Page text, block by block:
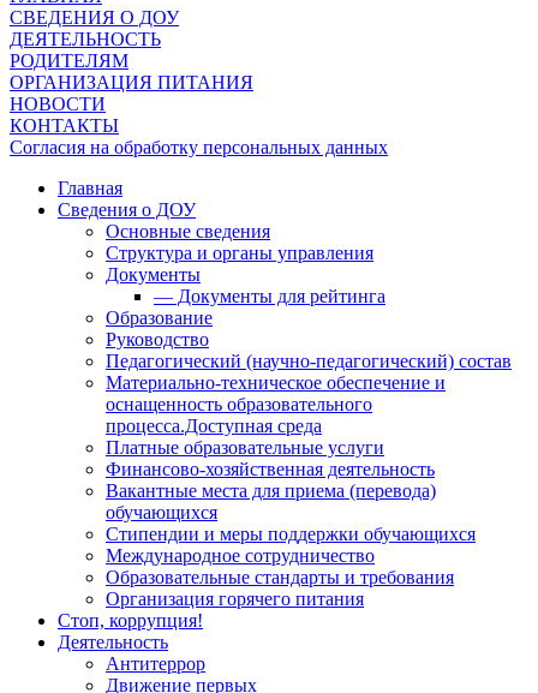
СВЕДЕНИЯ О ДОУ
ДЕЯТЕЛЬНОСТЬ
РОДИТЕЛЯМ
ОРГАНИЗАЦИЯ ПИТАНИЯ
НОВОСТИ
КОНТАКТЫ
Согласия на обработку персональных данных
Главная
Сведения о ДОУ
Основные сведения
Структура и органы управления
Документы
— Документы для рейтинга
Образование
Руководство
Педагогический (научно-педагогический) состав
Материально-техническое обеспечение и
оснащенность образовательного
процесса.Доступная среда
Платные образовательные услуги
Финансово-хозяйственная деятельность
Вакантные места для приема (перевода)
обучающихся
Стипендии и меры поддержки обучающихся
Международное сотрудничество
Образовательные стандарты и требования
Организация горячего питания
Стоп, коррупция!
Деятельность
Антитеррор
Движение первых